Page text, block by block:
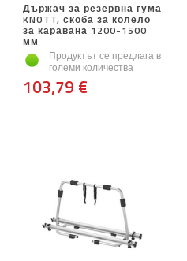
Държач за резервна гума
KNOTT, скоба за колело
за каравана 1200-1500
мм
Продуктът се предлага в
големи количества
103,79 €